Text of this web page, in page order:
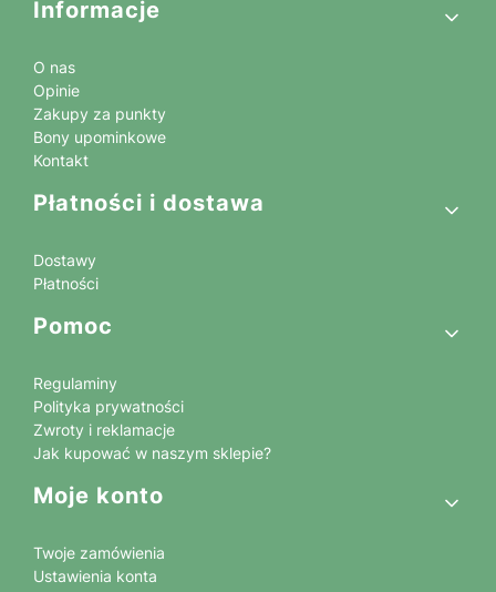
Linki w stopce
Informacje
O nas
Opinie
Zakupy za punkty
Bony upominkowe
Kontakt
Płatności i dostawa
Dostawy
Płatności
Pomoc
Regulaminy
Polityka prywatności
Zwroty i reklamacje
Jak kupować w naszym sklepie?
Moje konto
Twoje zamówienia
Ustawienia konta